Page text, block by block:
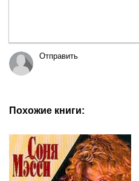
Отправить
Похожие книги: